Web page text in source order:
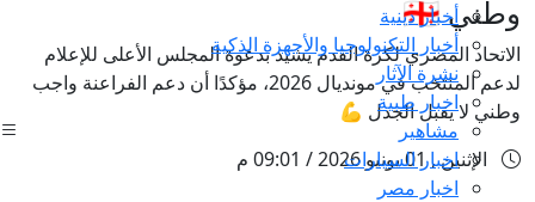
أخبار دينية
أخبار التكنولوجيا والأجهزة الذكية
نشرة الآثار
اخبار طبية
مشاهير
اخبار السيارات
اخبار مصر
وطني 🇪🇬
الاتحاد المصري لكرة القدم يشيد بدعوة المجلس الأعلى للإعلام
لدعم المنتخب في مونديال 2026، مؤكدًا أن دعم الفراعنة واجب
وطني لا يقبل الجدل 💪
الإثنين , 01 يونيو 2026 / 09:01 م